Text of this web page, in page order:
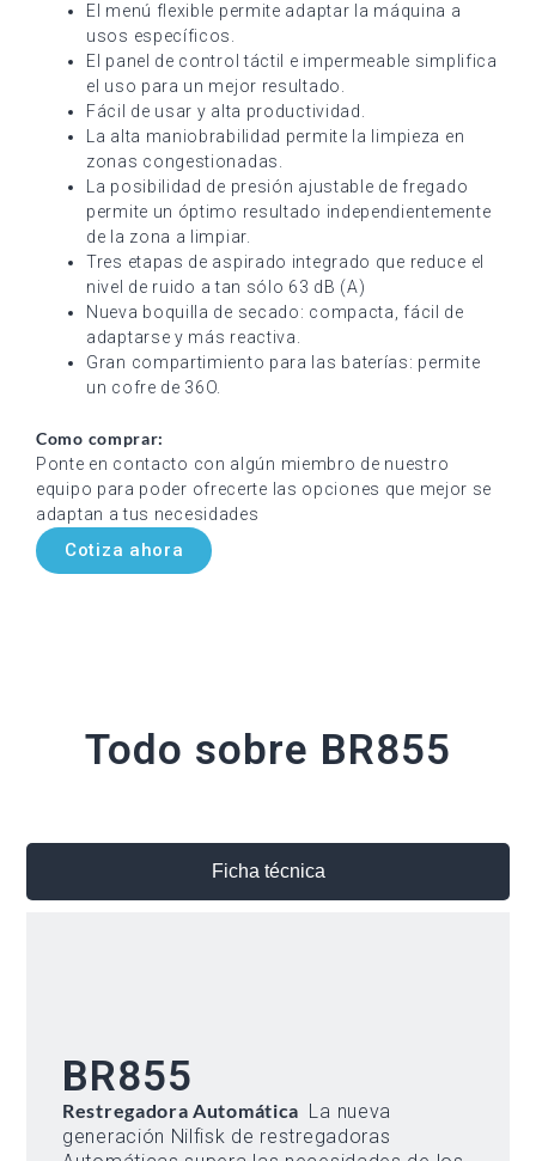
El menú flexible permite adaptar la máquina a
usos específicos.
El panel de control táctil e impermeable simplifica
el uso para un mejor resultado.
Fácil de usar y alta productividad.
La alta maniobrabilidad permite la limpieza en
zonas congestionadas.
La posibilidad de presión ajustable de fregado
permite un óptimo resultado independientemente
de la zona a limpiar.
Tres etapas de aspirado integrado que reduce el
nivel de ruido a tan sólo 63 dB (A)
Nueva boquilla de secado: compacta, fácil de
adaptarse y más reactiva.
Gran compartimiento para las baterías: permite
un cofre de 36O.
Como comprar:
Ponte en contacto con algún miembro de nuestro
equipo para poder ofrecerte las opciones que mejor se
adaptan a tus necesidades
Cotiza ahora
Todo sobre BR855
Ficha técnica
BR855
Restregadora Automática
generación Nilfisk de restregadoras